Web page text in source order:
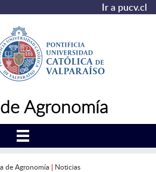
Ir a pucv.cl
Agronomía
de Agronomía| Noticias